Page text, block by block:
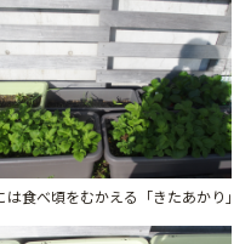
は食べ頃をむかえる「きたあかり」